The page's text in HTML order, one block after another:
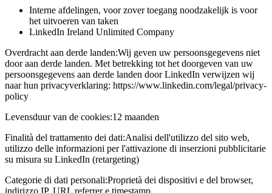
Interne afdelingen, voor zover toegang noodzakelijk is voor
het uitvoeren van taken
LinkedIn Ireland Unlimited Company
Overdracht aan derde landen:Wij geven uw persoonsgegevens niet
door aan derde landen. Met betrekking tot het doorgeven van uw
persoonsgegevens aan derde landen door LinkedIn verwijzen wij
naar hun privacyverklaring: https://www.linkedin.com/legal/privacy-
policy
Levensduur van de cookies:12 maanden
Finalità del trattamento dei dati:Analisi dell'utilizzo del sito web,
utilizzo delle informazioni per l'attivazione di inserzioni pubblicitarie
su misura su LinkedIn (retargeting)
Categorie di dati personali:Proprietà dei dispositivi e del browser,